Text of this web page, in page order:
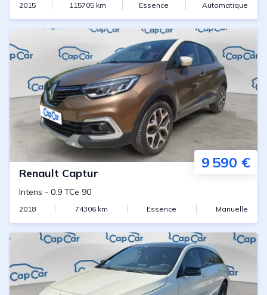
2015 115705km Essence Automatique
9 590 €
Renault Captur
Intens - 0.9 TCe 90
2018 74306km Essence Manuelle